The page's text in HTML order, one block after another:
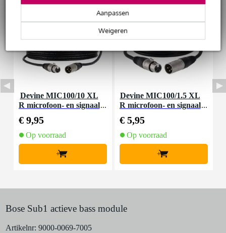
Weigeren
Aanpassen
Devine MIC100/10 XL
R microfoon- en signaal
€ 9,95
Op voorraad
+
Devine MIC100/1.5 XL
R microfoon- en signaal
€ 5,95
Op voorraad
+
Bose Sub1 actieve bass module
Artikelnr: 9000-0069-7005